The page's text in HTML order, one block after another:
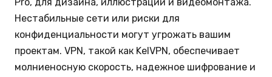
Нестабильные сети или риски для
конфиденциальности могут угрожать вашим
проектам. VPN, такой как KelVPN, обеспечивает
молниеносную скорость, надежное шифрование и